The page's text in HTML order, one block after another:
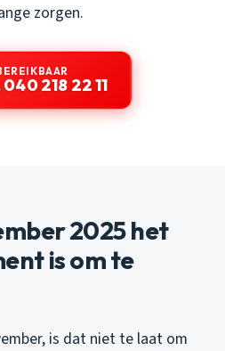
zorgen.
040 218 22 11
2025 het
is om te
is dat niet te laat om